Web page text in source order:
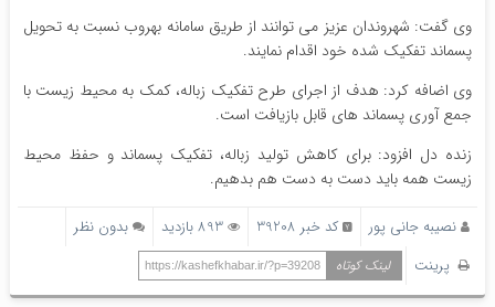
وی گفت: شهروندان عزیز می توانند از طریق سامانه بهروب نسبت به تحویل
پسماند تفکیک شده خود اقدام نمایند.
وی اضافه کرد: هدف از اجرای طرح تفکیک زباله، کمک به محیط زیست با
جمع آوری پسماند های قابل بازیافت است.
زنده دل افزود: برای کاهش تولید زباله، تفکیک پسماند و حفظ محیط
زیست همه باید دست به دست هم بدهیم.
نصیبه جانی پور کد خبر 39208 893 بازدید
بدون نظر
پرینت
لینک کوتاه https://kashefkhabar.ir/?p=39208